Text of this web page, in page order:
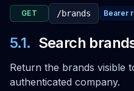
POST
/upload/video/exists
GET /brands Bearer
5.1. Search
Return the brands visible
authenticated company.